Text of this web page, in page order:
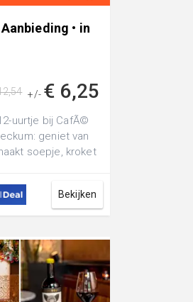
• in
+/- € 6,25
uurtje bij CafÃ©
geniet van
soepje, kroket
Bekijken